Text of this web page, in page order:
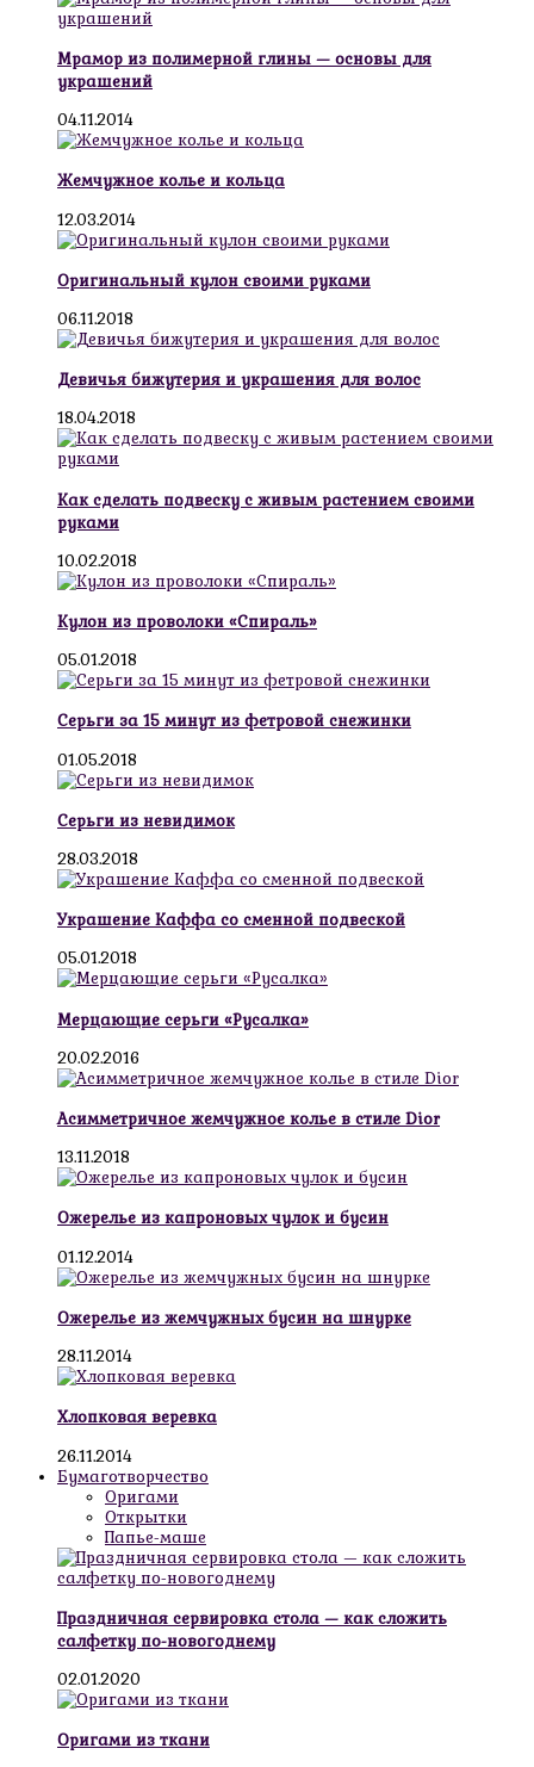
Мрамор из полимерной глины — основы для
украшений
04.11.2014
Жемчужное колье и кольца
12.03.2014
Оригинальный кулон своими руками
06.11.2018
Девичья бижутерия и украшения для волос
18.04.2018
Как сделать подвеску с живым растением своими
руками
10.02.2018
Кулон из проволоки «Спираль»
05.01.2018
Серьги за 15 минут из фетровой снежинки
01.05.2018
Серьги из невидимок
28.03.2018
Украшение Каффа со сменной подвеской
05.01.2018
Мерцающие серьги «Русалка»
20.02.2016
Асимметричное жемчужное колье в стиле Dior
13.11.2018
Ожерелье из капроновых чулок и бусин
01.12.2014
Ожерелье из жемчужных бусин на шнурке
28.11.2014
Хлопковая веревка
26.11.2014
Бумаготворчество
Оригами
Открытки
Папье-маше
Праздничная сервировка стола — как сложить
салфетку по-новогоднему
02.01.2020
Оригами из ткани